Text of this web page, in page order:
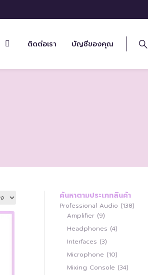
ติดต่อเรา บัญชีของคุณ
ค้นหาตามประเภทสินค้า
Professional Audio 138138
Amplifier 99
สินค้า
Headphones 44
Interfaces 33
สินค้า
Microphone 1010
สินค้า
Mixing Console 3434